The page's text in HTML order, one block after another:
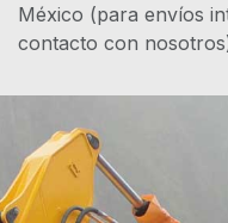
México (para envíos
contacto con